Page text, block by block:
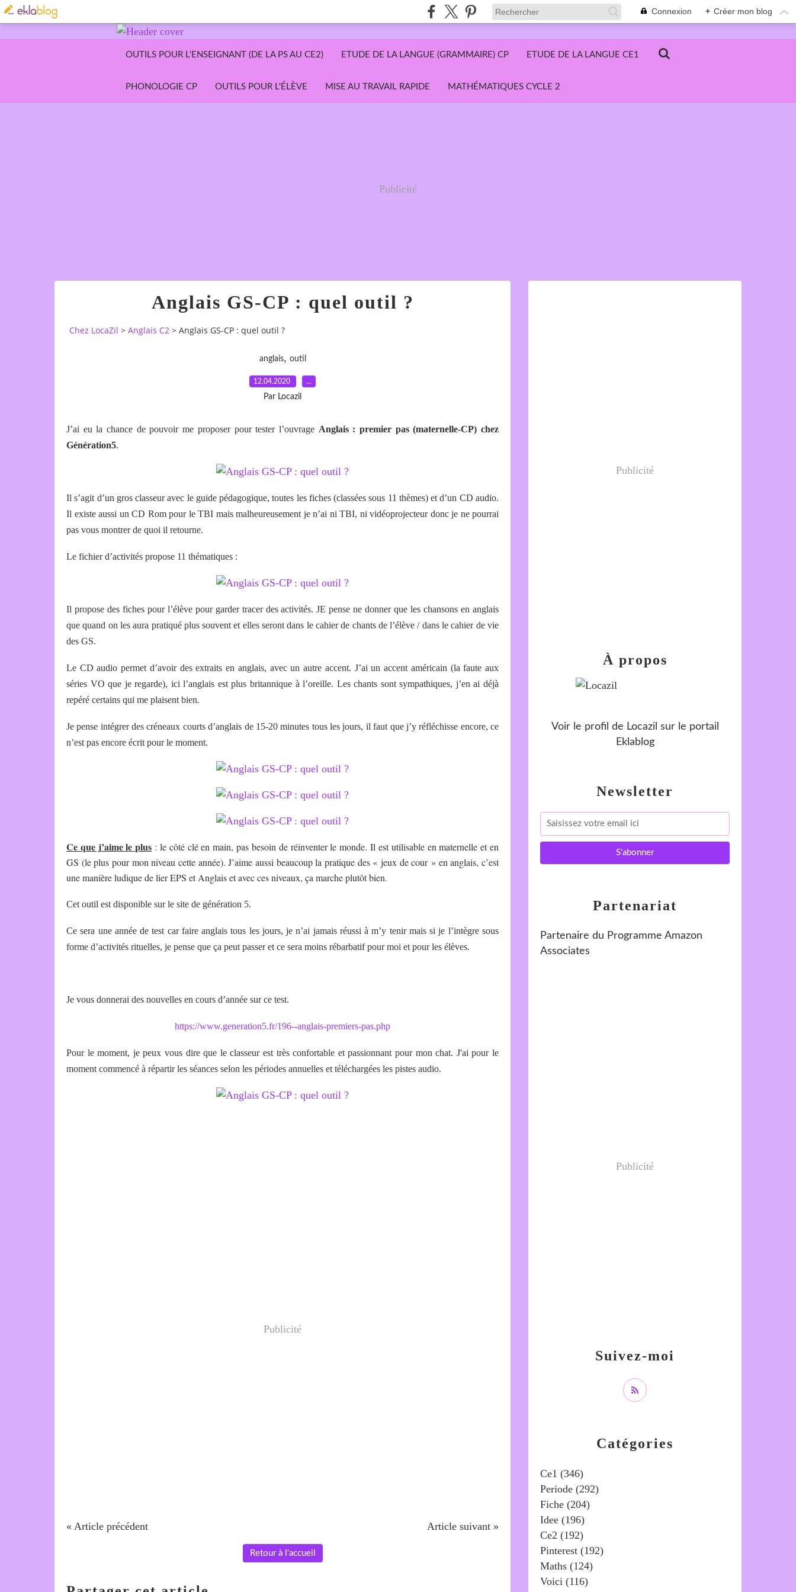
Connexion + Créer mon blog
OUTILS POUR L'ENSEIGNANT (DE LA PS AU CE2) ETUDE DE LA LANGUE (GRAMMAIRE) CP ETUDE DE LA LANGUE CE1
PHONOLOGIE CP OUTILS POUR L'ÉLÈVE MISE AU TRAVAIL RAPIDE MATHÉMATIQUES CYCLE 2
Publicité
Anglais GS-CP : quel outil ?
Chez LocaZil > Anglais C2 > Anglais GS-CP : quel outil ?
anglais, outil
12.04.2020 …
Par Locazil
J’ai eu la chance de pouvoir me proposer pour tester l’ouvrage Anglais : premier pas (maternelle-CP) chez
Génération5.
Il s’agit d’un gros classeur avec le guide pédagogique, toutes les fiches (classées sous 11 thèmes) et d’un CD audio.
Il existe aussi un CD Rom pour le TBI mais malheureusement je n’ai ni TBI, ni vidéoprojecteur donc je ne pourrai
pas vous montrer de quoi il retourne.
Le fichier d’activités propose 11 thématiques :
Il propose des fiches pour l’élève pour garder tracer des activités. JE pense ne donner que les chansons en anglais
que quand on les aura pratiqué plus souvent et elles seront dans le cahier de chants de l’élève / dans le cahier de vie
des GS.
Le CD audio permet d’avoir des extraits en anglais, avec un autre accent. J’ai un accent américain (la faute aux
séries VO que je regarde), ici l’anglais est plus britannique à l’oreille. Les chants sont sympathiques, j’en ai déjà
repéré certains qui me plaisent bien.
Je pense intégrer des créneaux courts d’anglais de 15-20 minutes tous les jours, il faut que j’y réfléchisse encore, ce
n’est pas encore écrit pour le moment.
Ce que j’aime le plus : le côté clé en main, pas besoin de réinventer le monde. Il est utilisable en maternelle et en
GS (le plus pour mon niveau cette année). J’aime aussi beaucoup la pratique des « jeux de cour » en anglais, c’est
une manière ludique de lier EPS et Anglais et avec ces niveaux, ça marche plutôt bien.
Cet outil est disponible sur le site de génération 5.
Ce sera une année de test car faire anglais tous les jours, je n’ai jamais réussi à m’y tenir mais si je l’intègre sous
forme d’activités rituelles, je pense que ça peut passer et ce sera moins rébarbatif pour moi et pour les élèves.
Je vous donnerai des nouvelles en cours d’année sur ce test.
https://www.generation5.fr/196--anglais-premiers-pas.php
Pour le moment, je peux vous dire que le classeur est très confortable et passionnant pour mon chat. J'ai pour le
moment commencé à répartir les séances selon les périodes annuelles et téléchargées les pistes audio.
Publicité
« Article précédent Article suivant »
Retour à l'accueil
Newsletter
Publicité
Catégories
Ce1 (346)
Periode (292)
Fiche (204)
Idee (196)
Ce2 (192)
Pinterest (192)
Maths (124)
Voici (116)
Suivez-moi
À propos
Voir le profil de Locazil sur le portail
Eklablog
Partenariat
Partenaire du Programme Amazon
Associates
Publicité